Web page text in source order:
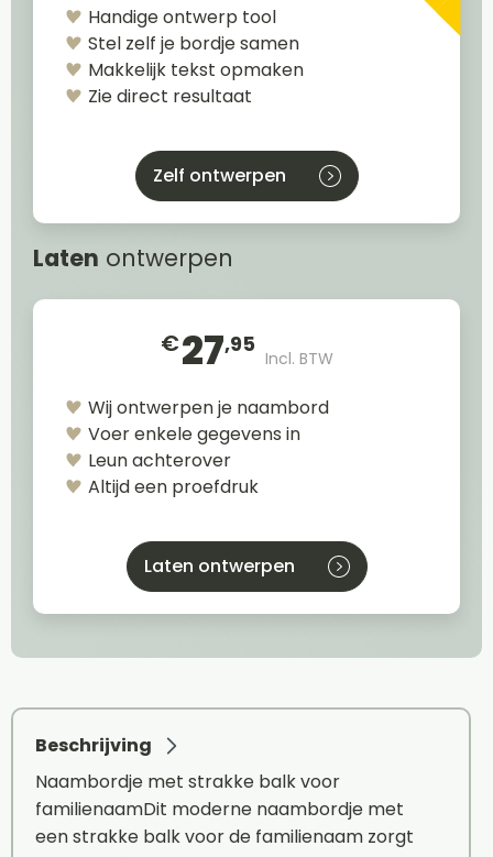
Handige ontwerp tool
Stel zelf je bordje samen
Makkelijk tekst opmaken
Zie direct resultaat
Zelf ontwerpen
Laten ontwerpen
€27,95
Incl. BTW
Wij ontwerpen je naambord
Voer enkele gegevens in
Leun achterover
Altijd een proefdruk
Laten ontwerpen
Beschrijving
Naambordje met strakke balk voor
familienaamDit moderne naambordje met
een strakke balk voor de familienaam zorgt